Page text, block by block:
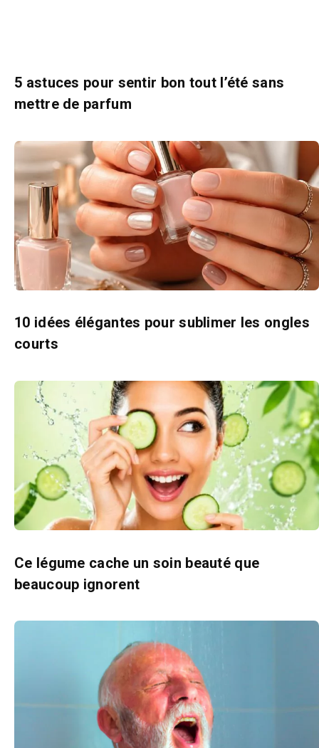
5 astuces pour sentir bon tout l’été sans
mettre de parfum
10 idées élégantes pour sublimer les ongles
courts
Ce légume cache un soin beauté que
beaucoup ignorent